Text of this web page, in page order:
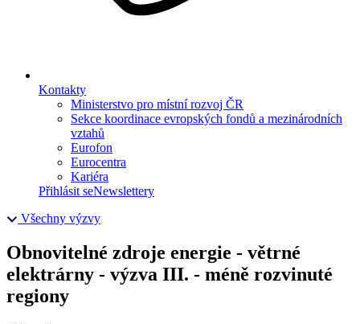
Kontakty
Ministerstvo pro místní rozvoj ČR
Sekce koordinace evropských fondů a mezinárodních
vztahů
Eurofon
Eurocentra
Kariéra
Přihlásit seNewslettery
Všechny výzvy
Obnovitelné zdroje energie - větrné
elektrárny - výzva III. - méně rozvinuté
regiony